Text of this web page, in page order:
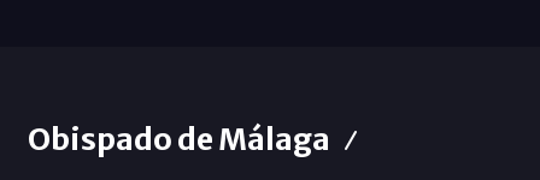
Obispado de Málaga